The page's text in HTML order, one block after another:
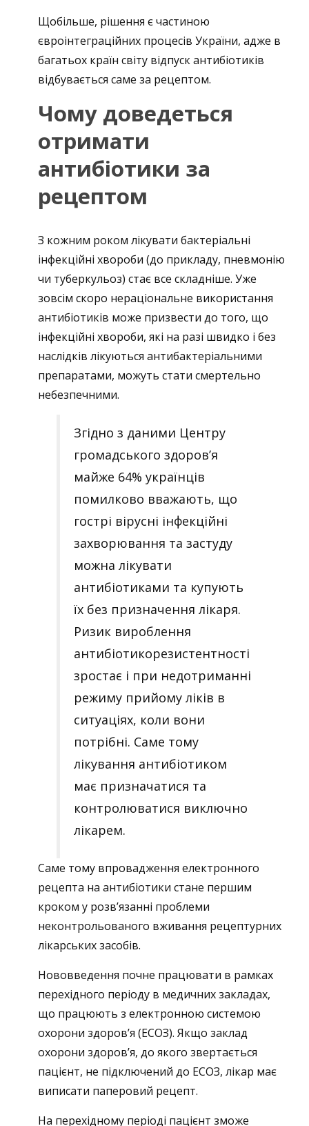
Щобільше, рішення є частиною
євроінтеграційних процесів України, адже в
багатьох країн світу відпуск антибіотиків
відбувається саме за рецептом.
Чому доведеться
отримати
антибіотики за
рецептом
З кожним роком лікувати бактеріальні
інфекційні хвороби (до прикладу, пневмонію
чи туберкульоз) стає все складніше. Уже
зовсім скоро нераціональне використання
антибіотиків може призвести до того, що
інфекційні хвороби, які на разі швидко і без
наслідків лікуються антибактеріальними
препаратами, можуть стати смертельно
небезпечними.
Згідно з даними Центру
громадського здоровʼя
майже 64% українців
помилково вважають, що
гострі вірусні інфекційні
захворювання та застуду
можна лікувати
антибіотиками та купують
їх без призначення лікаря.
Ризик вироблення
антибіотикорезистентності
зростає і при недотриманні
режиму прийому ліків в
ситуаціях, коли вони
потрібні. Саме тому
лікування антибіотиком
має призначатися та
контролюватися виключно
лікарем.
Саме тому впровадження електронного
рецепта на антибіотики стане першим
кроком у розв’язанні проблеми
неконтрольованого вживання рецептурних
лікарських засобів.
Нововведення почне працювати в рамках
перехідного періоду в медичних закладах,
що працюють з електронною системою
охорони здоровʼя (ЕСОЗ). Якщо заклад
охорони здоровʼя, до якого звертається
пацієнт, не підключений до ЕСОЗ, лікар має
виписати паперовий рецепт.
На перехідному періоді пацієнт зможе